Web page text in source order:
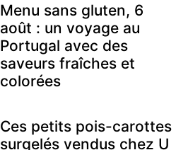
Menu sans gluten, 6
août : un voyage au
Portugal avec des
saveurs fraîches et
colorées
Ces petits pois-carottes
surgelés vendus chez U